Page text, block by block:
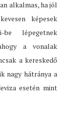
alkalmas, ha jól
képesek
be lépegetnek
a vonalak
a kereskedő
nagy hátránya a
esetén mint